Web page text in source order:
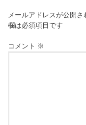
メールアドレスが公開さ
欄は必須項目です
コメント ※